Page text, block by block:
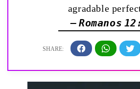
agradable
— Romanos